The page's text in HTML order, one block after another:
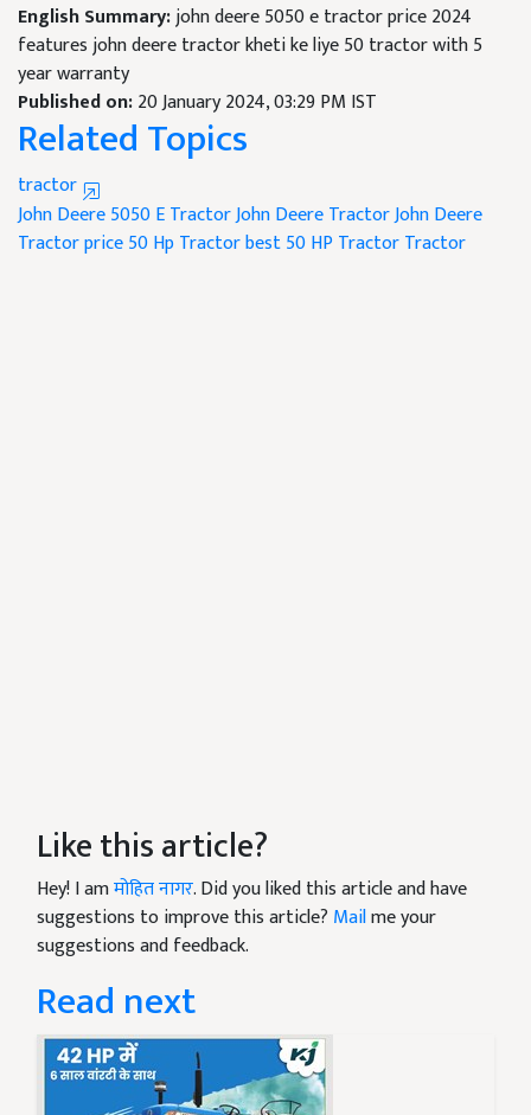
English Summary:john deere 5050 e tractor price 2024
features john deere tractor kheti ke liye 50 tractor with 5
year warranty
Published on:20 January 2024, 03:29 PM IST
Related Topics
tractor
John Deere 5050 E TractorJohn Deere TractorJohn Deere
Tractor price50 Hp Tractorbest 50 HP TractorTractor
Like this article?
Hey! I amमोहित नागर. Did you liked this article and have
suggestions to improve this article? Mailme your
suggestions and feedback.
Read next